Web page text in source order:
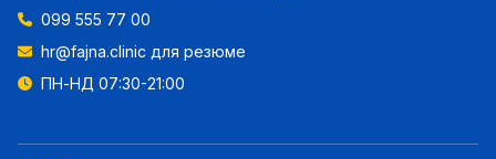
099 555 77 00
hr@fajna.clinic для резюме
ПН-НД 07:30-21:00